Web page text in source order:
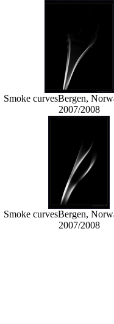
Smoke curvesBergen,
2007/2008
Smoke curvesBergen,
2007/2008